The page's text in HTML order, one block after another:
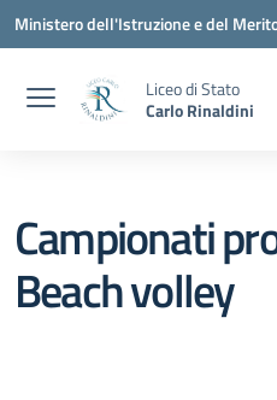
Vai ai contenuti
Vai al menu di navigazione
Vai al footer
Ministero dell'Istruzione e del
Liceo di Stato
Carlo Rinaldini
Campionati
Beach volley